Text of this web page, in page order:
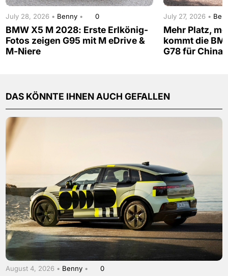
July 28, 2026 • Benny • 0
BMW X5 M 2028: Erste Erlkönig-
Fotos zeigen G95 mit M eDrive &
M-Niere
July 27, 2026 •
Mehr Platz,
kommt die
G78 für China
DAS KÖNNTE IHNEN AUCH GEFALLEN
August 4, 2026 • Benny • 0